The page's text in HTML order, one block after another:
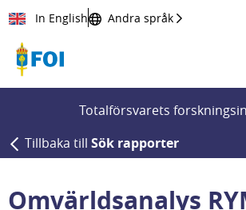
Till innehållet
In English Andra språk
Totalförsvarets
Tillbaka till Sök rapporter
Omvärldsanalys